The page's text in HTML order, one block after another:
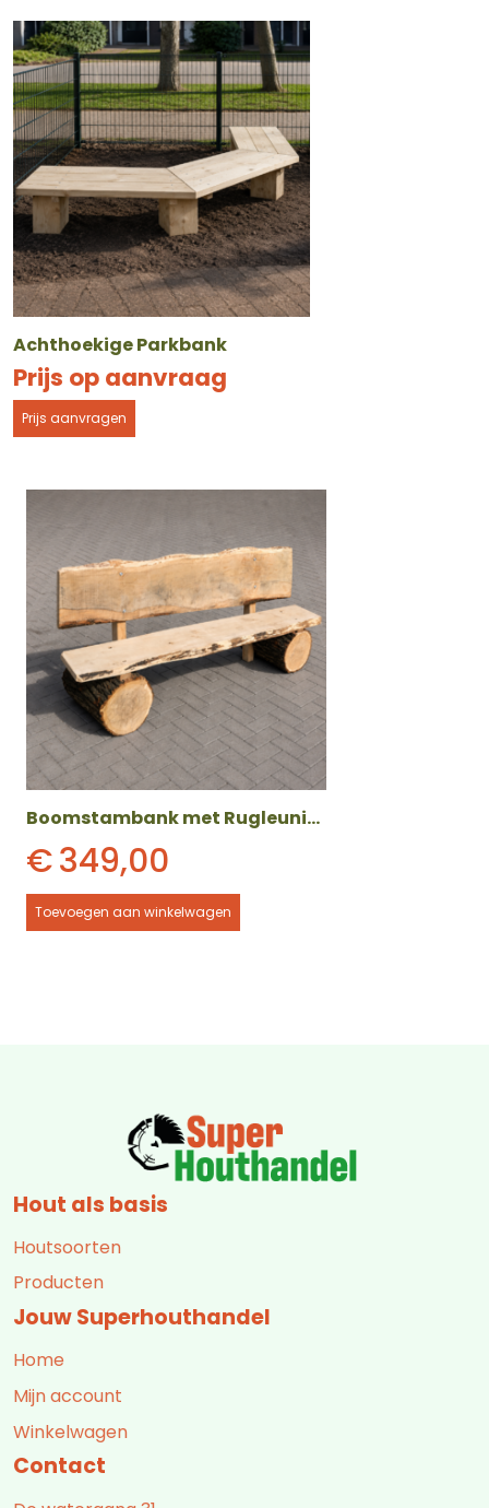
Achthoekige Parkbank
Prijs op aanvraag
Prijs aanvragen
Boomstambank met Rugleuning
€349,00
Toevoegen aan winkelwagen
Hout als basis
Houtsoorten
Producten
Jouw Superhouthandel
Home
Mijn account
Winkelwagen
Contact